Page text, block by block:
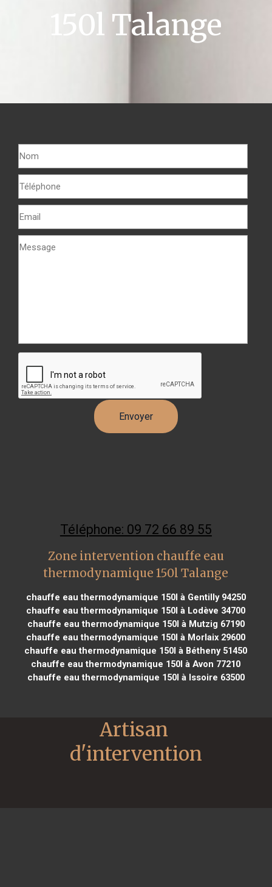
150l Talange
Téléphone: 09 72 66 89 55
Zone intervention chauffe eau
thermodynamique 150l Talange
chauffe eau thermodynamique 150l à Gentilly 94250
chauffe eau thermodynamique 150l à Lodève 34700
chauffe eau thermodynamique 150l à Mutzig 67190
chauffe eau thermodynamique 150l à Morlaix 29600
chauffe eau thermodynamique 150l à Bétheny 51450
chauffe eau thermodynamique 150l à Avon 77210
chauffe eau thermodynamique 150l à Issoire 63500
Artisan
d'intervention